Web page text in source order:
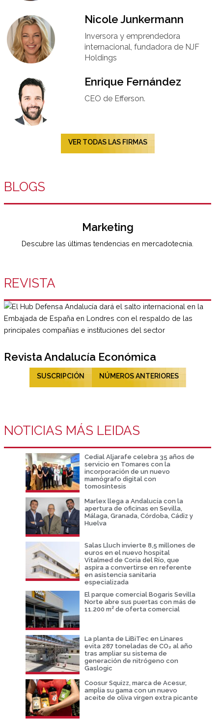
Nicole Junkermann​
Inversora y emprendedora
internacional, fundadora de NJF
Holdings
Enrique Fernández
CEO de Efferson.
VER TODAS LAS FIRMAS
BLOGS
Marketing
Descubre las últimas tendencias en mercadotecnia.
REVISTA
Revista Andalucía Económica
SUSCRIPCIÓN NÚMEROS ANTERIORES
NOTICIAS MÁS LEIDAS
Cedial Aljarafe celebra 35 años de
servicio en Tomares con la
incorporación de un nuevo
mamógrafo digital con
tomosíntesis
Marlex llega a Andalucía con la
apertura de oficinas en Sevilla,
Málaga, Granada, Córdoba, Cádiz y
Huelva
Salas Lluch invierte 8,5 millones de
euros en el nuevo hospital
Vitalmed de Coria del Río, que
aspira a convertirse en referente
en asistencia sanitaria
especializada
El parque comercial Bogaris Sevilla
Norte abre sus puertas con más de
11.200 m² de oferta comercial
La planta de LiBiTec en Linares
evita 287 toneladas de CO₂ al año
tras ampliar su sistema de
generación de nitrógeno con
Gaslogic
Coosur Squizz, marca de Acesur,
amplia su gama con un nuevo
aceite de oliva virgen extra picante